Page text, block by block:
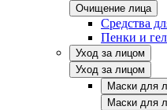
Очищение лица
Средства
Пенки и
Уход за лицом
Уход за лицом
Маски для
Маски для